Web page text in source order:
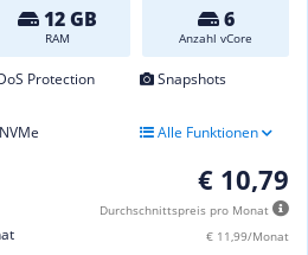
12 GB
RAM
6
Anzahl vCore
Protection Snapshots
Alle Funktionen
€ 10,79
Durchschnittspreis pro Monat
€ 11,99/Monat